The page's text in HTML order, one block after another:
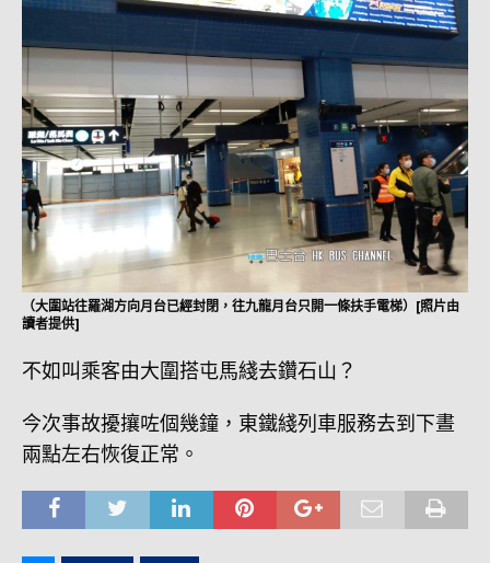
（大圍站往羅湖方向月台已經封閉，往九龍月台只開一條扶手電梯）[照片由
讀者提供]
不如叫乘客由大圍搭屯馬綫去鑽石山？
今次事故擾攘咗個幾鐘，東鐵綫列車服務去到下晝
兩點左右恢復正常。